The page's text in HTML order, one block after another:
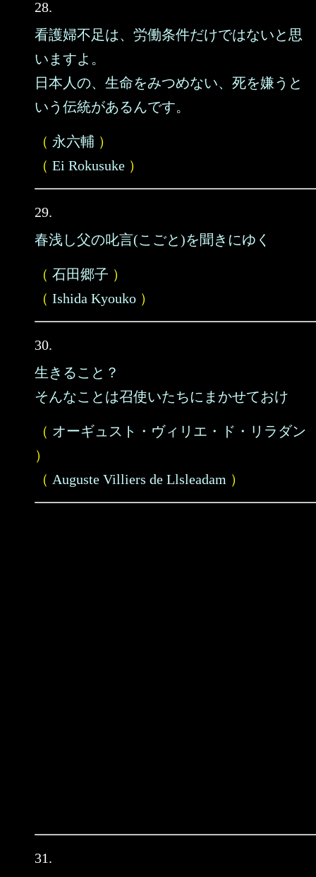
28.
看護婦不足は、労働条件だけではないと思
いますよ。
日本人の、生命をみつめない、死を嫌うと
いう伝統があるんです。
（ 永六輔 ）
（ Ei Rokusuke ）
29.
春浅し父の叱言(こごと)を聞きにゆく
（ 石田郷子 ）
（ Ishida Kyouko ）
30.
生きること？
そんなことは召使いたちにまかせておけ
（ オーギュスト・ヴィリエ・ド・リラダン
）
（ Auguste Villiers de Llsleadam ）
31.